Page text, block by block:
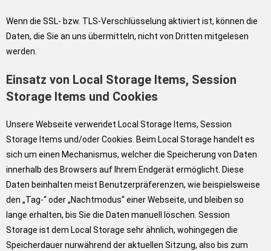
Wenn die SSL- bzw. TLS-Verschlüsselung aktiviert ist, können die
Daten, die Sie an uns übermitteln, nicht von Dritten mitgelesen
werden.
Einsatz von Local Storage Items, Session
Storage Items und Cookies
Unsere Webseite verwendet Local Storage Items, Session
Storage Items und/oder Cookies. Beim Local Storage handelt es
sich um einen Mechanismus, welcher die Speicherung von Daten
innerhalb des Browsers auf Ihrem Endgerät ermöglicht. Diese
Daten beinhalten meist Benutzerpräferenzen, wie beispielsweise
den „Tag-“ oder „Nachtmodus“ einer Webseite, und bleiben so
lange erhalten, bis Sie die Daten manuell löschen. Session
Storage ist dem Local Storage sehr ähnlich, wohingegen die
Speicherdauer nurwährend der aktuellen Sitzung, also bis zum